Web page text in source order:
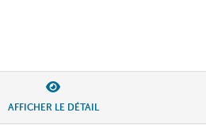
AFFICHER LE DÉTAIL